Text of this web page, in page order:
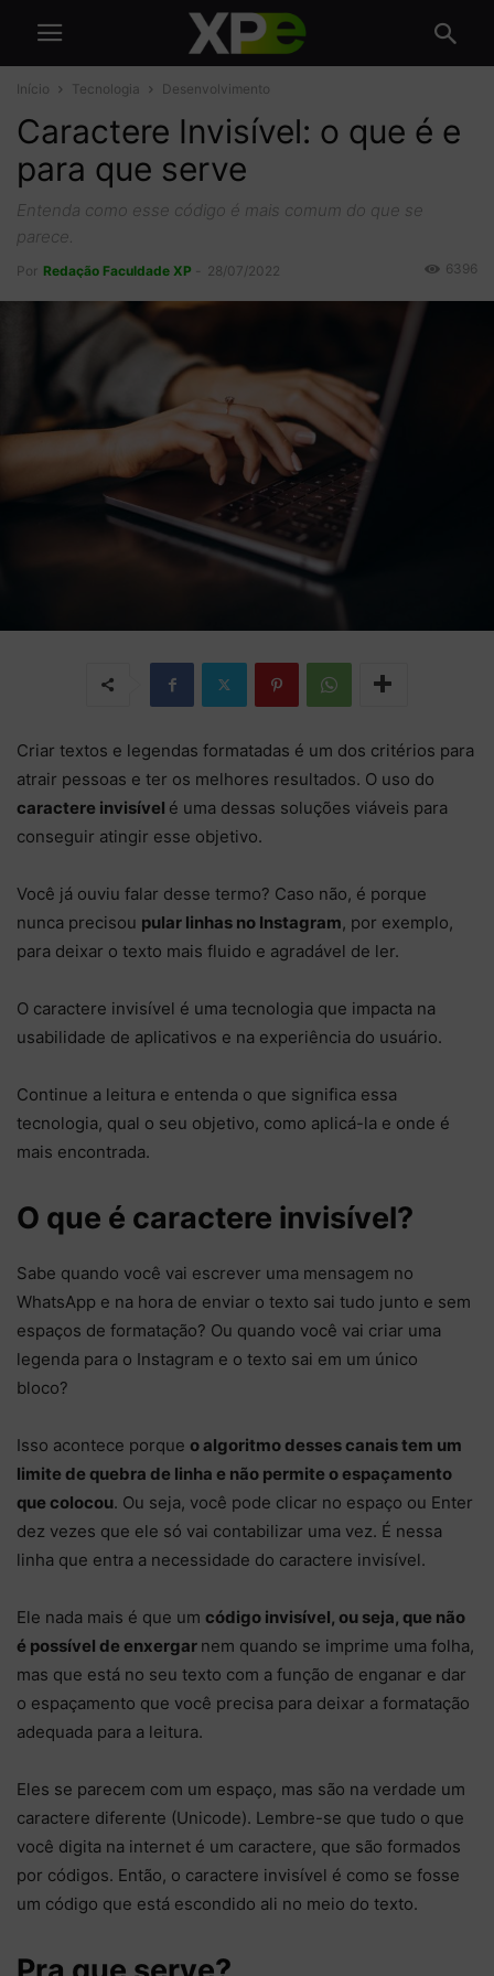
Início Tecnologia Desenvolvimento
Caractere Invisível: o que é e
para que serve
Entenda como esse código é mais comum do que se
parece.
Por Redação Faculdade XP 28/07/2022 6396
Criar textos e legendas formatadas é um dos critérios para
atrair pessoas e ter os melhores resultados. O uso do
caractere invisível é uma dessas soluções viáveis para
conseguir atingir esse objetivo.
Você já ouviu falar desse termo? Caso não, é porque
nunca precisou pular linhas no Instagram, por exemplo,
para deixar o texto mais fluido e agradável de ler.
O caractere invisível é uma tecnologia que impacta na
usabilidade de aplicativos e na experiência do usuário.
Continue a leitura e entenda o que significa essa
tecnologia, qual o seu objetivo, como aplicá-la e onde é
mais encontrada.
O que é caractere invisível?
Sabe quando você vai escrever uma mensagem no
WhatsApp e na hora de enviar o texto sai tudo junto e sem
espaços de formatação? Ou quando você vai criar uma
legenda para o Instagram e o texto sai em um único
bloco?
Isso acontece porque o algoritmo desses canais tem um
limite de quebra de linha e não permite o espaçamento
que colocou. Ou seja, você pode clicar no espaço ou Enter
dez vezes que ele só vai contabilizar uma vez. É nessa
linha que entra a necessidade do caractere invisível.
Ele nada mais é que um código invisível, ou seja, que não
é possível de enxergar nem quando se imprime uma folha,
mas que está no seu texto com a função de enganar e dar
o espaçamento que você precisa para deixar a formatação
adequada para a leitura.
Eles se parecem com um espaço, mas são na verdade um
caractere diferente (Unicode). Lembre-se que tudo o que
você digita na internet é um caractere, que são formados
por códigos. Então, o caractere invisível é como se fosse
um código que está escondido ali no meio do texto.